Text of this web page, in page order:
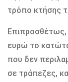
τρόπο κτήσης
Επιπροσθέτως,
ευρώ το
που δεν
σε τράπεζες,